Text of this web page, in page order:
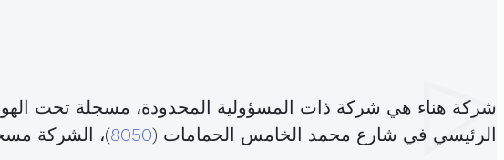
شركة هناء هي شركة ذات المسؤولية المحدودة، مسجلة تحت
الرئيسي في شارع محمد الخامس الحمامات (8050)، الشركة